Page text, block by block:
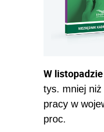
W
tys. mniej niż
pracy w
proc.